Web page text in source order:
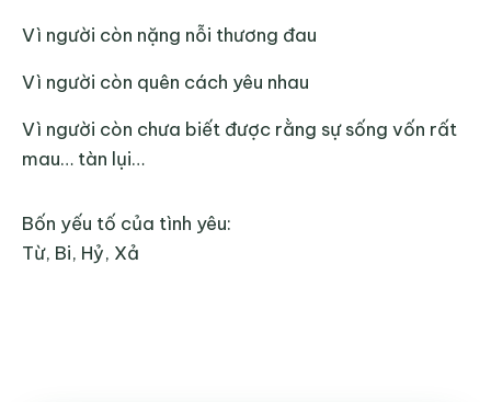
Vì người còn nặng nỗi thương đau
Vì người còn quên cách yêu nhau
Vì người còn chưa biết được rằng sự sống vốn rất
mau… tàn lụi…
Bốn yếu tố của tình yêu:
Từ, Bi, Hỷ, Xả